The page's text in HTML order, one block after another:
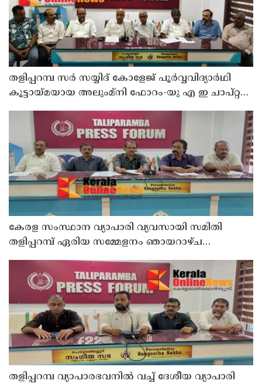
തളിപ്പറമ്പ സർ സയ്യിദ് കോളേജ് പൂർവ്വവിദ്യാർഥി
കൂട്ടായ്മയായ അലുംമ്നി ഫോറം-യു എ ഇ ചാപ്റ്റർ
25 ലക്ഷം രൂപ ചെലവിൽ നിർമ്മിച്ച പ്രധാന
കവാടത്തിന്റെ ഉദ്ഘാടനം തിങ്കളാഴ്ച നടക്കും
കേരള സംസ്ഥാന വ്യാപാരി വ്യവസായി സമിതി
തളിപ്പറമ്പ് ഏരിയ സമ്മേളനം ഞായറാഴ്ച
ചൊറുക്കള കുറുമാത്തൂർ ബാങ്ക് ഓഡിറ്റൊറിയത്തിൽ
നടക്കും
തളിപ്പറമ്പ വ്യാപാരഭവനിൽ വച്ച് ദേശീയ വ്യാപാരി